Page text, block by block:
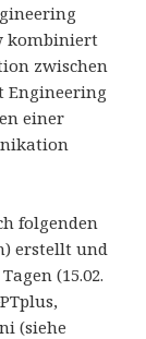
kombiniert
zwischen
Engineering
einer
folgenden
erstellt und
(15.02.
(siehe